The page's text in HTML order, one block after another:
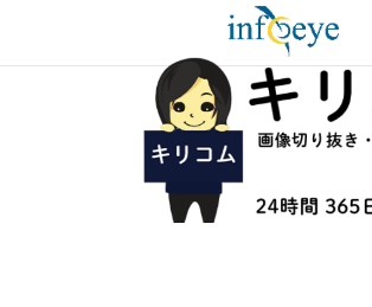
テ
画像切り
応
品質重視、そして実質最